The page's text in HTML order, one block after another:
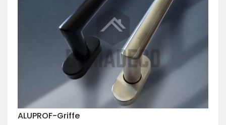
ALUPROF-Griffe